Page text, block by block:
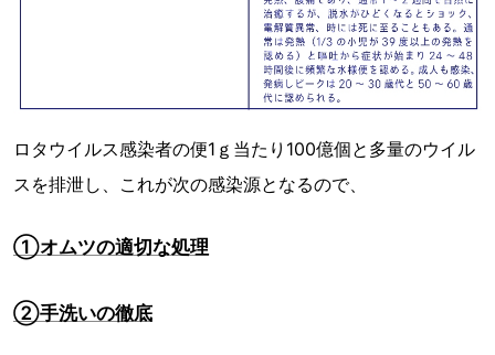
ロタウイルス感染者の便1ｇ当たり100億個と多量のウイル
スを排泄し、これが次の感染源となるので、
①オムツの適切な処理
②手洗いの徹底